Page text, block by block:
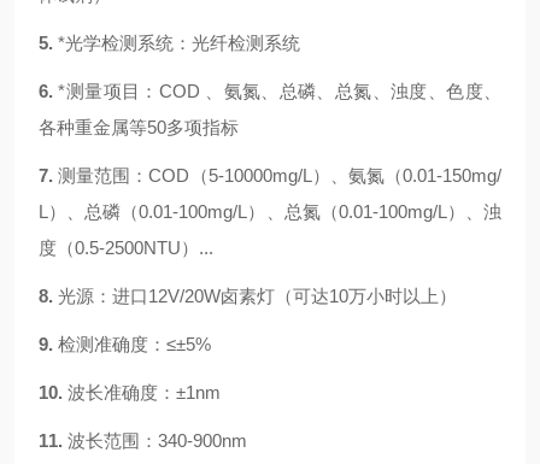
5. *光学检测系统：光纤检测系统
6.*测量项目：COD 、氨氮、总磷、总氮、浊度、色度、
各种重金属等50多项指标
7.测量范围：COD（5-10000mg/L）、氨氮（0.01-150mg/
L）、总磷（0.01-100mg/L）、总氮（0.01-100mg/L）、浊
度（0.5-2500NTU） ...
8. 光源： 进口12V/20W卤素灯（可达10万小时以上）
9. 检测准确度： ≤±5%
10. 波长准确度： ±1nm
11. 波长范围： 340-900nm